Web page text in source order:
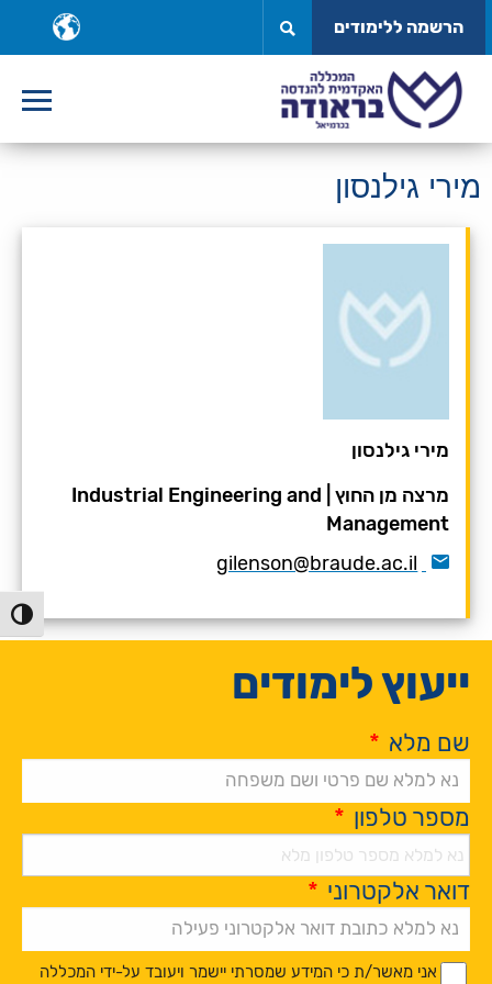
לתוכן
הפעל/
הרשמה ללימודים
מירי גילנסון
מירי גילנסון
מרצה מן החוץ Industrial Engineering and
Management
gilenson@braude.ac.il
ייעוץ לימודים
שם מלא *
מספר טלפון *
דואר אלקטרוני *
*
*
אני מאשר/ת כי המידע שמסרתי יישמר ויעובד על-ידי המכללה
Alternative: